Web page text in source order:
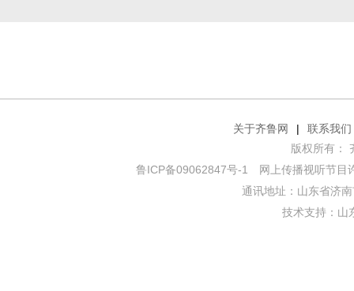
关于齐鲁网 |
联系我们
版权所有：
鲁ICP备09062847号-1
网上传播视听节目
通讯地址：山东省济
技术支持： 山